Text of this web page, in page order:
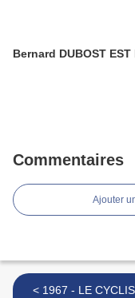
Bernard DUBOST EST
Commentaires
Ajouter
< 1967 - LE CYCLISME,